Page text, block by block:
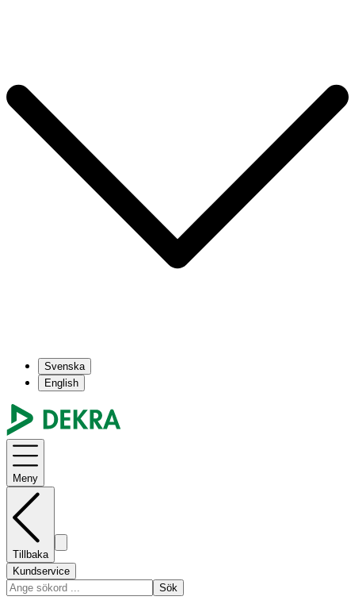
Svenska
English
Meny
Tillbaka
Kundservice
Sök